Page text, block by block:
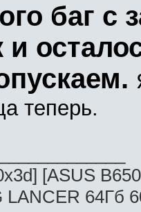
баг с
и
теперь.
[ASUS
LANCER 64Гб